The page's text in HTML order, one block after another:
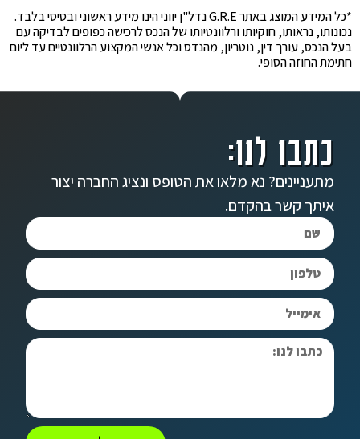
*כל המידע המוצג באתר G.R.E נדל"ן יווני הינו מידע ראשוני ובסיסי בלבד.
נכונותו, נראותו, חוקיותו ורלוונטיותו של הנכס לרכישה כפופים לבדיקה עם
בעל הנכס, עורך דין, נוטריון, מהנדס וכל אנשי המקצוע הרלוונטיים עד ליום
חתימת החוזה הסופי.
כתבו לנו:
מתעניינים? נא מלאו את הטופס ונציג החברה יצור
איתך קשר בהקדם.